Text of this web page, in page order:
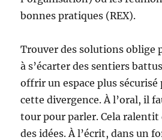
bonnes pratiques (REX).
Trouver des solutions oblige
à s’écarter des sentiers
offrir un espace plus
cette divergence. À l’oral, il
tour pour parler. Cela ralentit
des idées. À l’écrit, dans un